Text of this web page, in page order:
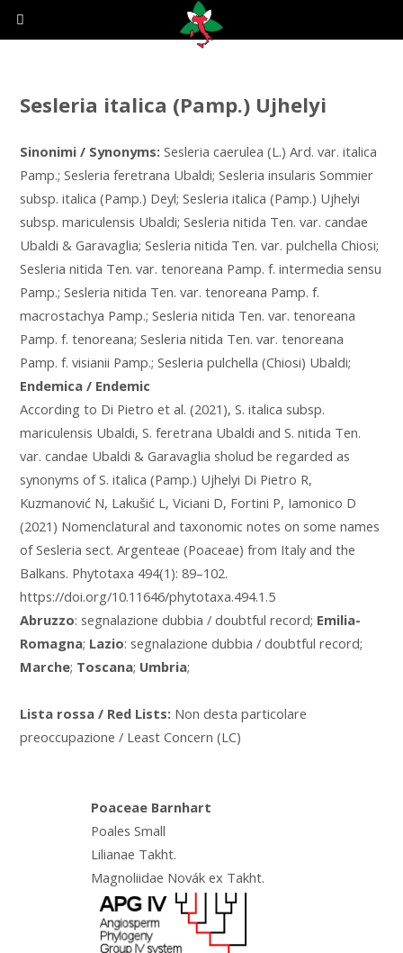
Sesleria italica (Pamp.) Ujhelyi
Sinonimi / Synonyms:Sesleria caerulea (L.) Ard. var. italica
Pamp.; Sesleria feretrana Ubaldi; Sesleria insularis Sommier
subsp. italica (Pamp.) Deyl; Sesleria italica (Pamp.) Ujhelyi
subsp. mariculensis Ubaldi; Sesleria nitida Ten. var. candae
Ubaldi & Garavaglia; Sesleria nitida Ten. var. pulchella Chiosi;
Sesleria nitida Ten. var. tenoreana Pamp. f. intermedia sensu
Pamp.; Sesleria nitida Ten. var. tenoreana Pamp. f.
macrostachya Pamp.; Sesleria nitida Ten. var. tenoreana
Pamp. f. tenoreana; Sesleria nitida Ten. var. tenoreana
Pamp. f. visianii Pamp.; Sesleria pulchella (Chiosi) Ubaldi;
Endemica / Endemic
According to Di Pietro et al. (2021), S. italica subsp.
mariculensis Ubaldi, S. feretrana Ubaldi and S. nitida Ten.
var. candae Ubaldi & Garavaglia sholud be regarded as
synonyms of S. italica (Pamp.) Ujhelyi Di Pietro R,
Kuzmanović N, Lakušić L, Viciani D, Fortini P, Iamonico D
(2021) Nomenclatural and taxonomic notes on some names
of Sesleria sect. Argenteae (Poaceae) from Italy and the
Balkans. Phytotaxa 494(1): 89–102.
https://doi.org/10.11646/phytotaxa.494.1.5
Abruzzo: segnalazione dubbia / doubtful record; Emilia-
Romagna; Lazio: segnalazione dubbia / doubtful record;
Marche; Toscana; Umbria;
Lista rossa / Red Lists: Non desta particolare
preoccupazione / Least Concern (LC)
Poaceae Barnhart
Poales Small
Lilianae Takht.
Magnoliidae Novák ex Takht.